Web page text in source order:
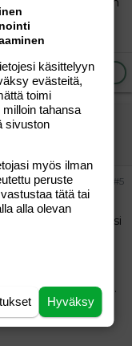
tuo
Vastaa
#5
on omat
lapsella olisi
aloitettiin
maitoa
heti
ratkaisu oli oikea.
jo tuolloin. Ei
käsittelyyn
evästeitä,
toimi
tahansa
sivuston
myös ilman
peruste
tätä tai
alla olevan
Hyväksy